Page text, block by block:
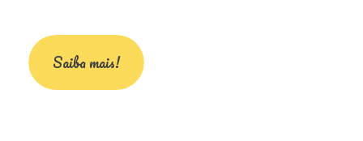
Saiba mais!